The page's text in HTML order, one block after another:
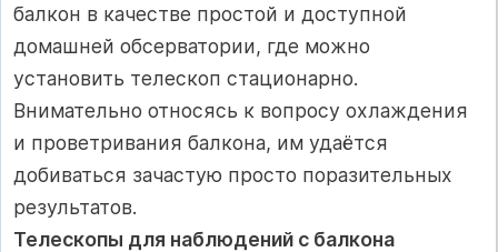
балкон в качестве простой и доступной
домашней обсерватории, где можно
установить телескоп стационарно.
Внимательно относясь к вопросу охлаждения
и проветривания балкона, им удаётся
добиваться зачастую просто поразительных
результатов.
Телескопы для наблюдений с балкона